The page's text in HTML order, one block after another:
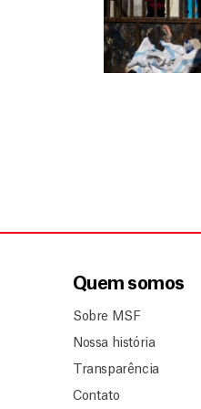
Quem somos
Sobre MSF
Nossa história
Transparência
Contato